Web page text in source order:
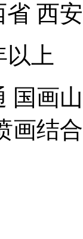
省 西
以上
国画
画结合